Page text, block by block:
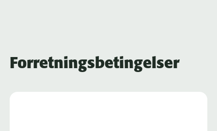
Forretningsbetingelser